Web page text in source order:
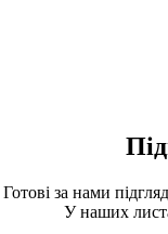
Готові за нами
У наших